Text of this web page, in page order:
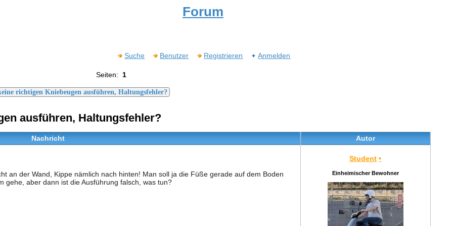
Forum
Suche Benutzer Registrieren Anmelden
Seiten: 1
richtigen Kniebeugen ausführen, Haltungsfehler?
ausführen, Haltungsfehler?
Nachricht Autor
an der Wand, Kippe nämlich nach hinten! Man soll ja die Füße gerade auf dem Boden
gehe, aber dann ist die Ausführung falsch, was tun?
Student •
Einheimischer Bewohner